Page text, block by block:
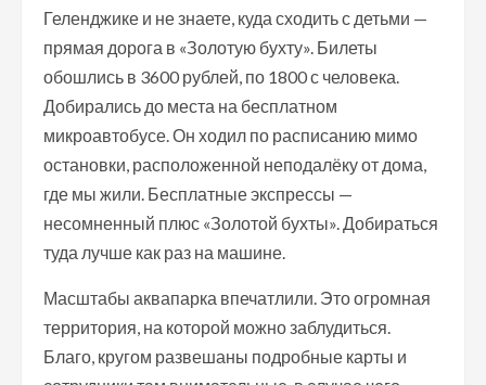
Геленджике и не знаете, куда сходить с детьми —
прямая дорога в «Золотую бухту». Билеты
обошлись в 3600 рублей, по 1800 с человека.
Добирались до места на бесплатном
микроавтобусе. Он ходил по расписанию мимо
остановки, расположенной неподалёку от дома,
где мы жили. Бесплатные экспрессы —
несомненный плюс «Золотой бухты». Добираться
туда лучше как раз на машине.
Масштабы аквапарка впечатлили. Это огромная
территория, на которой можно заблудиться.
Благо, кругом развешаны подробные карты и